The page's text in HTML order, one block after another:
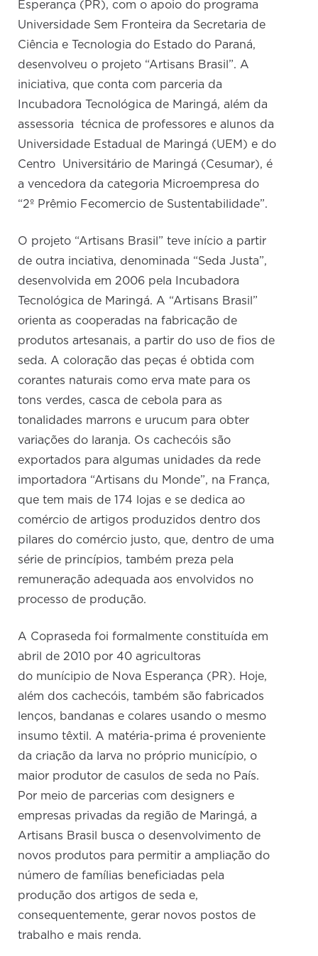
Esperança (PR), com o apoio do programa
Universidade Sem Fronteira da Secretaria de
Ciência e Tecnologia do Estado do Paraná,
desenvolveu o projeto “Artisans Brasil”. A
iniciativa, que conta com parceria da
Incubadora Tecnológica de Maringá, além da
assessoria técnica de professores e alunos da
Universidade Estadual de Maringá (UEM) e do
Centro Universitário de Maringá (Cesumar), é
a vencedora da categoria Microempresa do
“2º Prêmio Fecomercio de Sustentabilidade”.
O projeto “Artisans Brasil” teve início a partir
de outra inciativa, denominada “Seda Justa”,
desenvolvida em 2006 pela Incubadora
Tecnológica de Maringá. A “Artisans Brasil”
orienta as cooperadas na fabricação de
produtos artesanais, a partir do uso de fios de
seda. A coloração das peças é obtida com
corantes naturais como erva mate para os
tons verdes, casca de cebola para as
tonalidades marrons e urucum para obter
variações do laranja. Os cachecóis são
exportados para algumas unidades da rede
importadora “Artisans du Monde”, na França,
que tem mais de 174 lojas e se dedica ao
comércio de artigos produzidos dentro dos
pilares do comércio justo, que, dentro de uma
série de princípios, também preza pela
remuneração adequada aos envolvidos no
processo de produção.
A Copraseda foi formalmente constituída em
abril de 2010 por 40 agricultoras
do munícipio de Nova Esperança (PR). Hoje,
além dos cachecóis, também são fabricados
lenços, bandanas e colares usando o mesmo
insumo têxtil. A matéria-prima é proveniente
da criação da larva no próprio município, o
maior produtor de casulos de seda no País.
Por meio de parcerias com designers e
empresas privadas da região de Maringá, a
Artisans Brasil busca o desenvolvimento de
novos produtos para permitir a ampliação do
número de famílias beneficiadas pela
produção dos artigos de seda e,
consequentemente, gerar novos postos de
trabalho e mais renda.